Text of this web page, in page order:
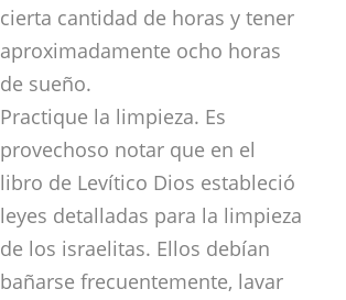
cierta cantidad de horas y tener
aproximadamente ocho horas
de sueño.
Practique la limpieza. Es
provechoso notar que en el
libro de Levítico Dios estableció
leyes detalladas para la limpieza
de los israelitas. Ellos debían
bañarse frecuentemente, lavar